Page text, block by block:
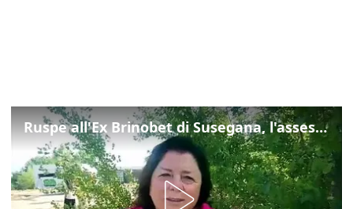
Ruspe all'Ex Brinobet di Susegana, l'assessore Scarpa: "L'intervento porterà diversi benefici"